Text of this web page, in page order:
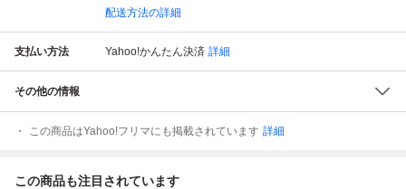
配送方法の詳細
支払い方法 Yahoo!かんたん決済 詳細
その他の情報
この商品はYahoo!フリマにも掲載されています 詳細
この商品も注目されています